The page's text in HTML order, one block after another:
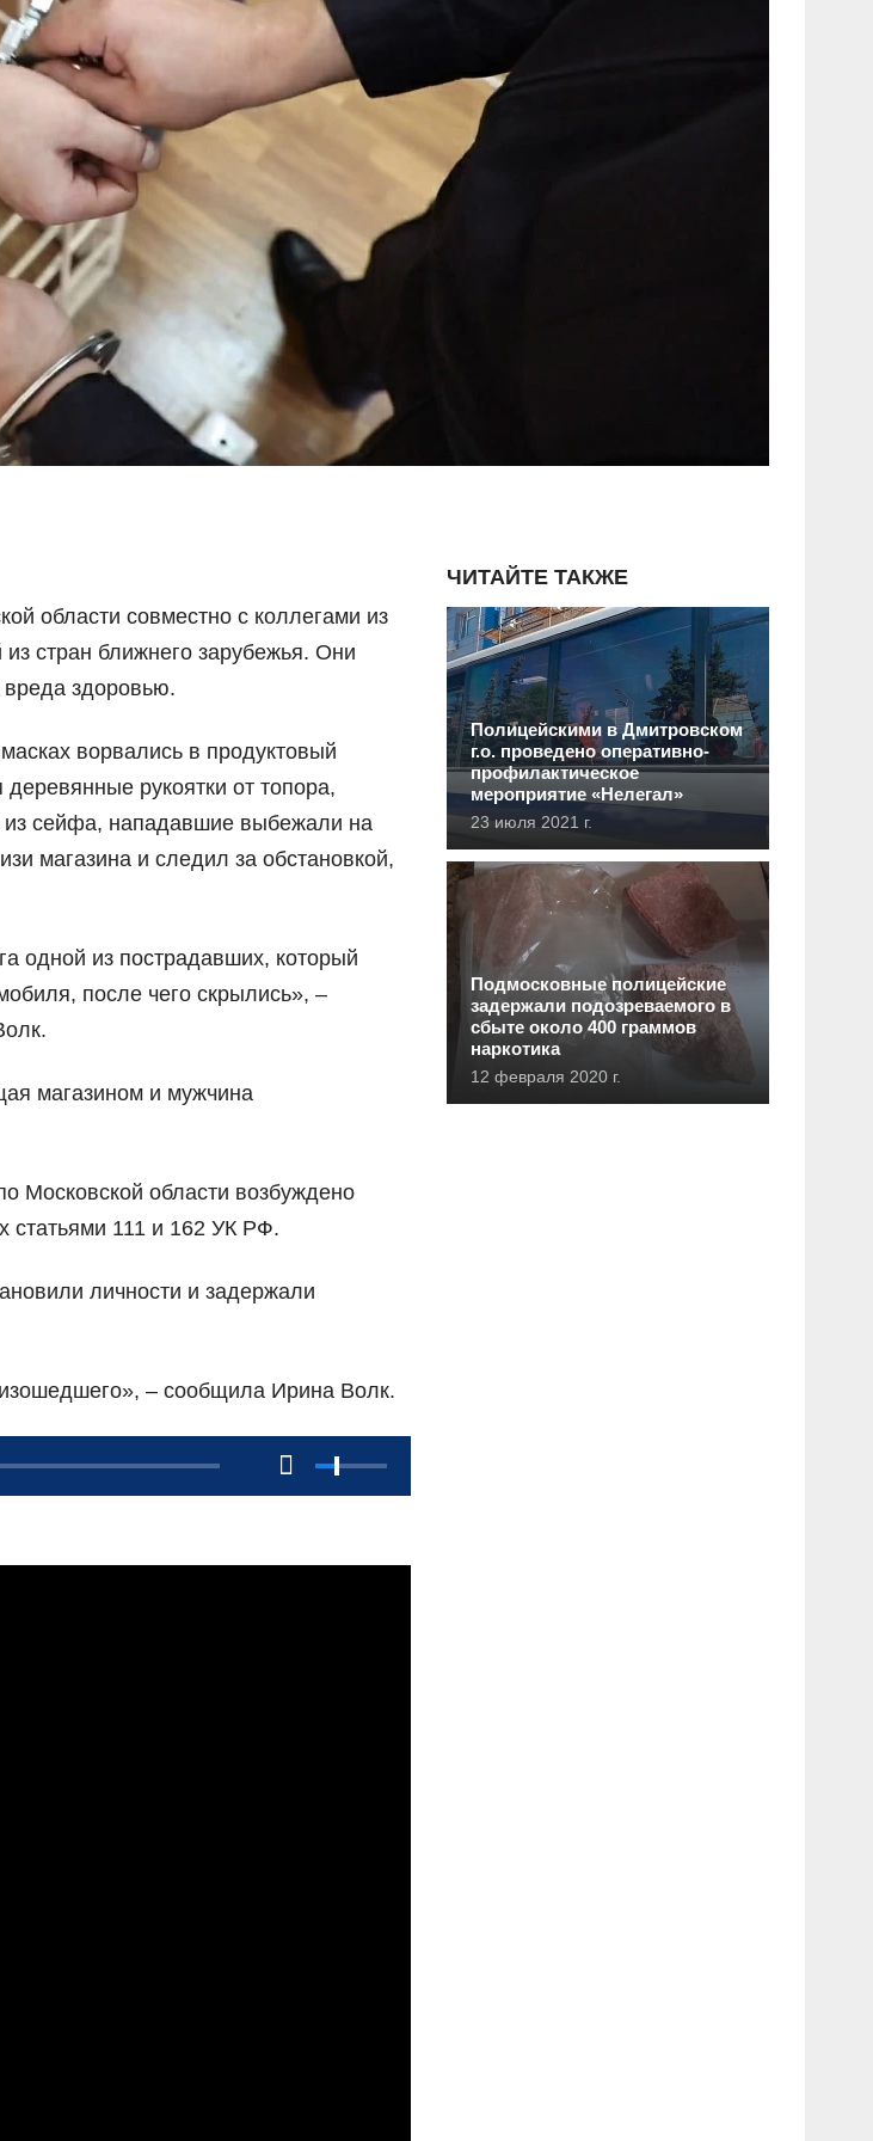
области совместно с коллегами из
стран ближнего зарубежья. Они
вреда здоровью.
ворвались в продуктовый
рукоятки от топора,
сейфа, нападавшие выбежали на
магазина и следил за обстановкой,
одной из пострадавших, который
после чего скрылись», –
магазином и мужчина
Московской области возбуждено
статьями 111 и 162 УК РФ.
личности и задержали
– сообщила Ирина Волк.
ЧИТАЙТЕ ТАКЖЕ
Полицейскими в Дмитровском
г.о. проведено оперативно-
профилактическое
мероприятие «Нелегал»
23 июля 2021 г.
Подмосковные полицейские
задержали подозреваемого в
сбыте около 400 граммов
наркотика
12 февраля 2020 г.